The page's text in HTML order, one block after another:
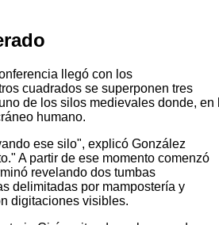
llegó con los
cuadrados se superponen tres
de los silos medievales donde, en
humano.
ese silo", explicó González
A partir de ese momento comenzó
revelando dos tumbas
delimitadas por mampostería y
digitaciones visibles.